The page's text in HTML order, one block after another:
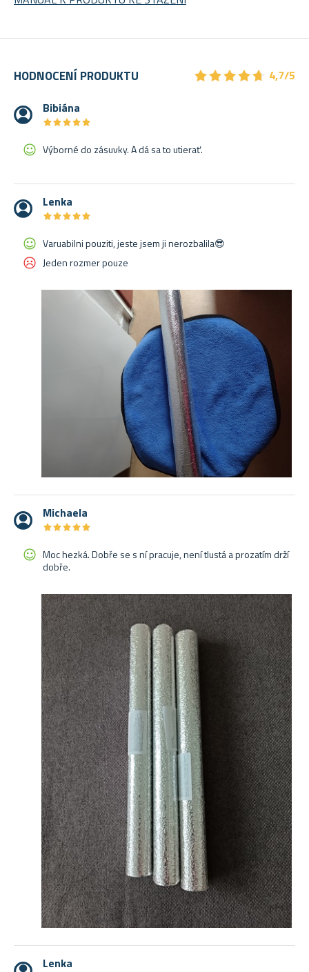
HODNOCENÍ PRODUKTU ★★★★★
★★★★★ 4,7/5
Bibiána
★★★★★
★★★★★
Výborné do zásuvky. A dá sa to utierať.
Lenka
★★★★★
★★★★★
Varuabilni pouziti, jeste jsem ji nerozbalila😎
Jeden rozmer pouze
Michaela
★★★★★
★★★★★
Moc hezká. Dobře se s ní pracuje, není tlustá a prozatím drží
dobře.
Lenka